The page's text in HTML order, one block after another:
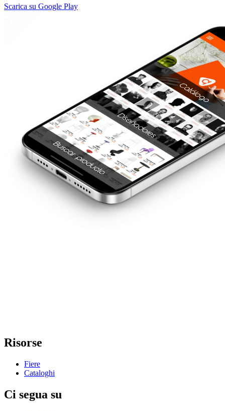
Scarica su Google Play
Risorse
Fiere
Cataloghi
Ci segua su